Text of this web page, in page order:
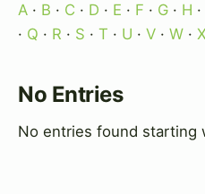
A · B · C · D · E · F · G · H ·
· Q · R · S · T · U · V · W · X
No Entries
No entries found starting